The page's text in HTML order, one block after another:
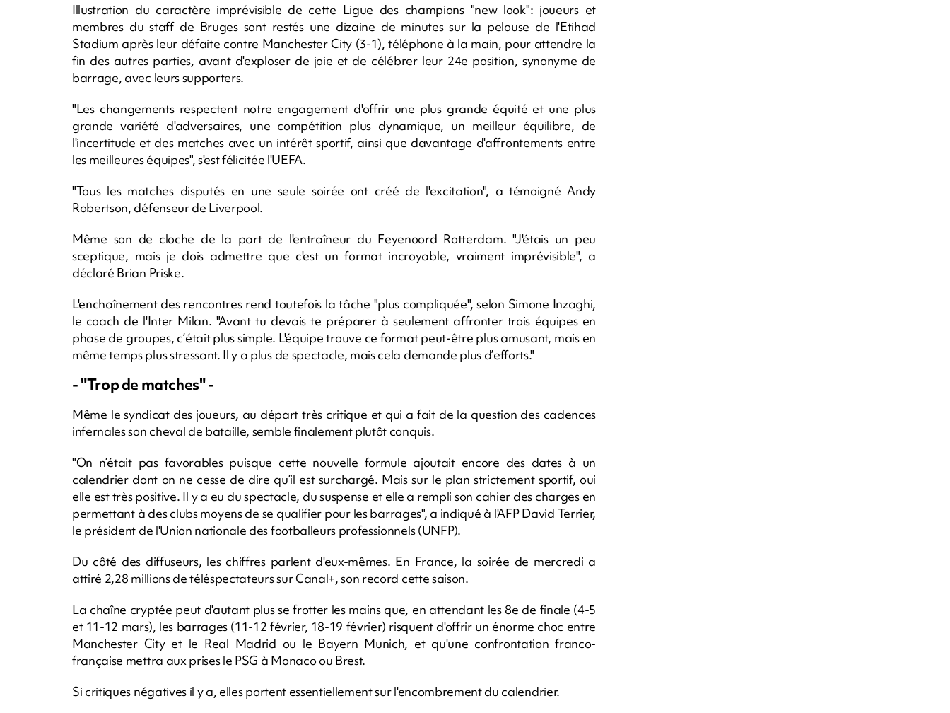
Illustration du caractère imprévisible de cette Ligue des champions "new look": joueurs et
membres du staff de Bruges sont restés une dizaine de minutes sur la pelouse de l'Etihad
Stadium après leur défaite contre Manchester City (3-1), téléphone à la main, pour attendre la
fin des autres parties, avant d'exploser de joie et de célébrer leur 24e position, synonyme de
barrage, avec leurs supporters.
"Les changements respectent notre engagement d'offrir une plus grande équité et une plus
grande variété d'adversaires, une compétition plus dynamique, un meilleur équilibre, de
l'incertitude et des matches avec un intérêt sportif, ainsi que davantage d'affrontements entre
les meilleures équipes", s'est félicitée l'UEFA.
"Tous les matches disputés en une seule soirée ont créé de l'excitation", a témoigné Andy
Robertson, défenseur de Liverpool.
Même son de cloche de la part de l'entraîneur du Feyenoord Rotterdam. "J'étais un peu
sceptique, mais je dois admettre que c'est un format incroyable, vraiment imprévisible", a
déclaré Brian Priske.
L'enchaînement des rencontres rend toutefois la tâche "plus compliquée", selon Simone Inzaghi,
le coach de l'Inter Milan. "Avant tu devais te préparer à seulement affronter trois équipes en
phase de groupes, c’était plus simple. L'équipe trouve ce format peut-être plus amusant, mais en
même temps plus stressant. Il y a plus de spectacle, mais cela demande plus d’efforts."
- "Trop de matches" -
Même le syndicat des joueurs, au départ très critique et qui a fait de la question des cadences
infernales son cheval de bataille, semble finalement plutôt conquis.
"On n’était pas favorables puisque cette nouvelle formule ajoutait encore des dates à un
calendrier dont on ne cesse de dire qu’il est surchargé. Mais sur le plan strictement sportif, oui
elle est très positive. Il y a eu du spectacle, du suspense et elle a rempli son cahier des charges en
permettant à des clubs moyens de se qualifier pour les barrages", a indiqué à l'AFP David Terrier,
le président de l'Union nationale des footballeurs professionnels (UNFP).
Du côté des diffuseurs, les chiffres parlent d'eux-mêmes. En France, la soirée de mercredi a
attiré 2,28 millions de téléspectateurs sur Canal+, son record cette saison.
La chaîne cryptée peut d'autant plus se frotter les mains que, en attendant les 8e de finale (4-5
et 11-12 mars), les barrages (11-12 février, 18-19 février) risquent d'offrir un énorme choc entre
Manchester City et le Real Madrid ou le Bayern Munich, et qu'une confrontation franco-
française mettra aux prises le PSG à Monaco ou Brest.
Si critiques négatives il y a, elles portent essentiellement sur l'encombrement du calendrier.